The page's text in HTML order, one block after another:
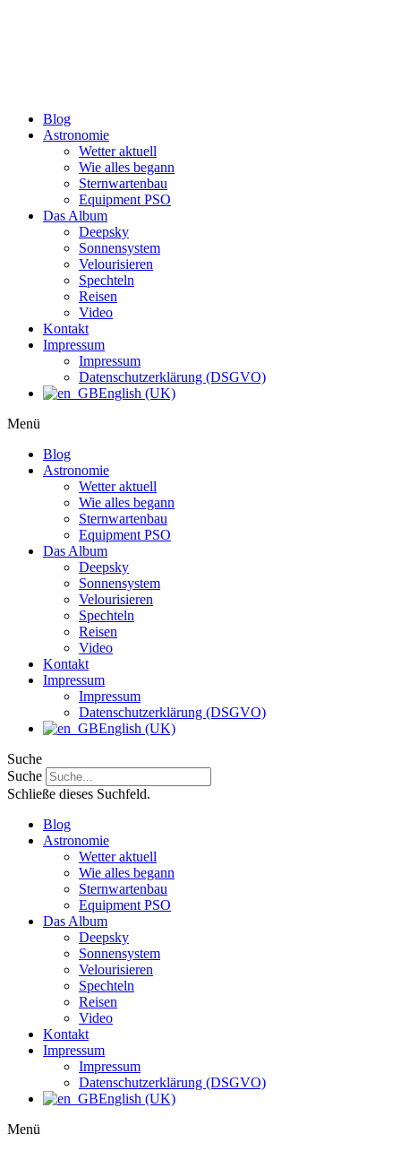
Blog
Astronomie
Wetter aktuell
Wie alles begann
Sternwartenbau
Equipment PSO
Das Album
Deepsky
Sonnensystem
Velourisieren
Spechteln
Reisen
Video
Kontakt
Impressum
Impressum
Datenschutzerklärung (DSGVO)
English (UK)
Menü
Blog
Astronomie
Wetter aktuell
Wie alles begann
Sternwartenbau
Equipment PSO
Das Album
Deepsky
Sonnensystem
Velourisieren
Spechteln
Reisen
Video
Kontakt
Impressum
Impressum
Datenschutzerklärung (DSGVO)
English (UK)
Suche
Suche
Schließe dieses Suchfeld.
Blog
Astronomie
Wetter aktuell
Wie alles begann
Sternwartenbau
Equipment PSO
Das Album
Deepsky
Sonnensystem
Velourisieren
Spechteln
Reisen
Video
Kontakt
Impressum
Impressum
Datenschutzerklärung (DSGVO)
English (UK)
Menü